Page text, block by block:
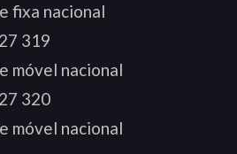
fixa nacional
319
móvel nacional
320
móvel nacional